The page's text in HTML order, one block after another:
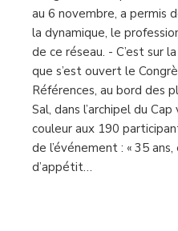
au 6 novembre, a permis
la dynamique, le
de ce réseau. - C’est sur
que s’est ouvert le
Références, au bord des
Sal, dans l’archipel du
couleur aux 190
de l’événement : « 35
d’appétit…